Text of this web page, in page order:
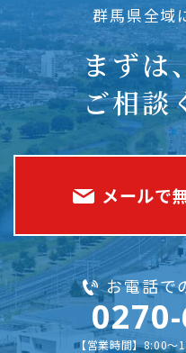
群馬県全域
まずは
ご相談
メールで
お電話で
【営業時間】8:00～